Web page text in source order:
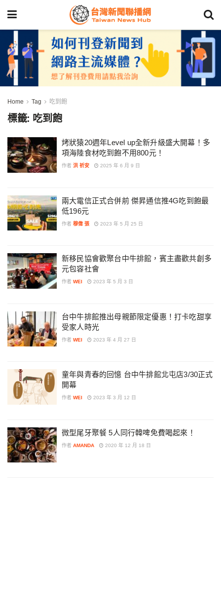
Home Tag 吃到飽
標籤: 吃到飽
烤狀猿20週年Level up全新升級盛大開幕！多
項海陸食材吃到飽不用800元！
作者 洪 祈安 2025 年 6 月 9 日
兩大電信正式合併前 傑昇通信推4G吃到飽最
低196元
作者 穆偉 張 2023 年 5 月 25 日
新移民協會歡聚台中牛排館，賓主盡歡共創多
元包容社會
作者 WEI 2023 年 5 月 3 日
台中牛排館推出母親節限定優惠！打卡吃甜享
受家人時光
作者 WEI 2023 年 4 月 27 日
童年與青春的回憶 台中牛排館北屯店3/30正式
開幕
作者 WEI 2023 年 3 月 12 日
微型尾牙聚餐 5人同行韓啤免費喝起來！
作者 AMANDA 2020 年 12 月 18 日